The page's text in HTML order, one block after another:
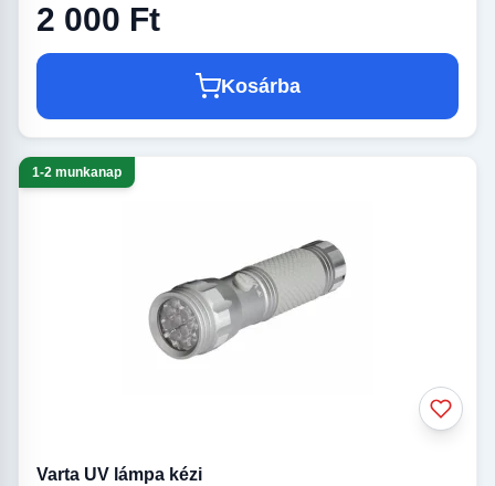
2 000 Ft
Kosárba
1-2 munkanap
Varta UV lámpa kézi